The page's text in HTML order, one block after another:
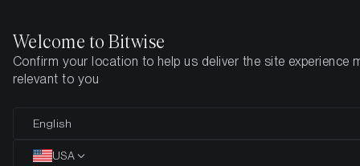
Startseite Research
US-Spot-ETFs auf Ethereum
wurden soeben genehmigt.
Welcome to Bitwise
Confirm your location to help us deliver the site experience
relevant to you
English
USA